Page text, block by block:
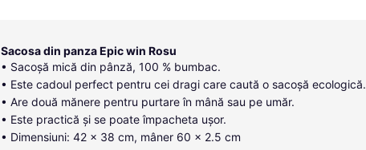
Sacosa din panza Epic win Rosu
• Sacoșă mică din pânză, 100 % bumbac.
• Este cadoul perfect pentru cei dragi care caută o sacoșă ecologică.
• Are două mănere pentru purtare în mână sau pe umăr.
• Este practică și se poate împacheta ușor.
• Dimensiuni: 42 x 38 cm, mâner 60 x 2.5 cm